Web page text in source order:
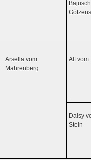
Arsella vom
Mahrenberg
Alf vom
Daisy
Stein